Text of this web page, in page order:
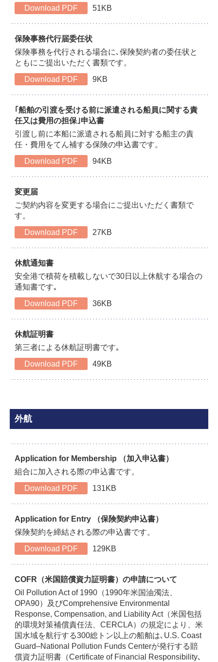
Download PDF 51KB
保険事務代行届委任状
保険事務を代行される場合に､保険契約者の委任状と
ともにご提出いただく書類です。
Download PDF
9KB
｢船舶の引渡を受ける前に派遣される船員に関する責
任又は費用の担保｣申込書
引渡し前に本船に派遣される船員に対する船主の責
任・費用をてん補する保険の申込書です。
Download PDF
94KB
変更届
ご契約内容を変更する場合にご提出いただく書類で
す。
Download PDF
27KB
休航通知書
安全港で積荷を積載しないで30日以上休航する場合の
通知書です｡
Download PDF
36KB
休航証明書
第三者による休航証明書です｡
Download PDF
49KB
外航
Application for Membership （加入申込書）
組合に加入される際の申込書です。
Download PDF
131KB
Application for Entry （保険契約申込書）
保険契約を締結される際の申込書です。
Download PDF
129KB
COFR（米国賠償資力証明書）の申請について
Oil Pollution Act of 1990（1990年米国油濁法、
OPA90）及びComprehensive Environmental
Response, Compensation, and Liability Act（米国包括
的環境対策補償責任法、CERCLA）の規定により、米
国水域を航行する300総トン以上の船舶は､U.S. Coast
Guard–National Pollution Funds Centerが発行する賠
償資力証明書（Certificate of Financial Responsibility､